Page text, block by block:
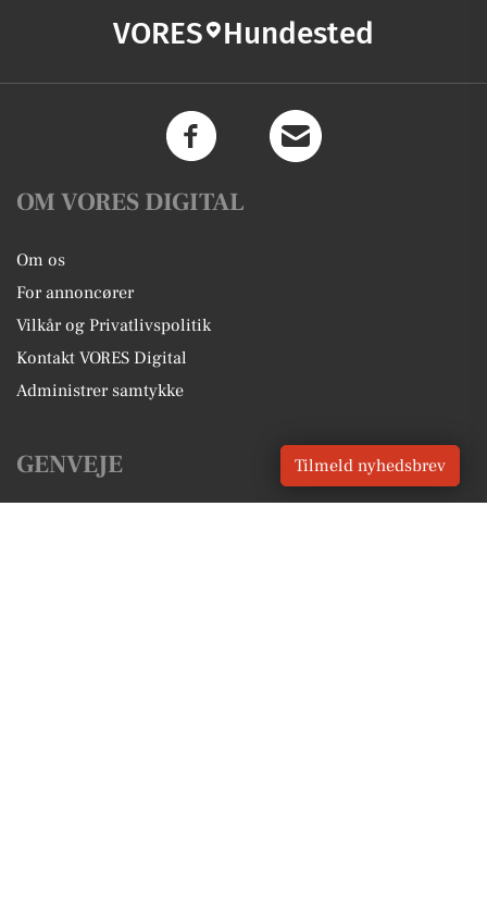
VORES Hundested
OM VORES DIGITAL
Om os
For annoncører
Vilkår og Privatlivspolitik
Kontakt VORES Digital
Administrer samtykke
GENVEJE Tilmeld nyhedsbrev